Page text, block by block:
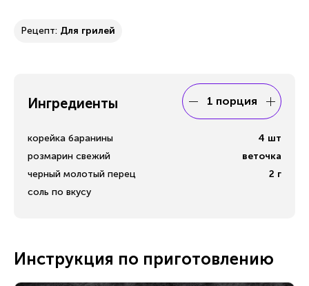
Рецепт: Для грилей
Ингредиенты 1 порция
корейка баранины 4 шт
розмарин свежий
веточка
черный молотый перец
2 г
соль по вкусу
Инструкция по приготовлению